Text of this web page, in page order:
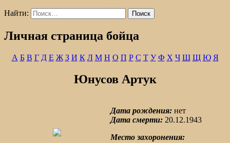
Найти:
Личная страница бойца
А Б В Г Д Е Ж З И К Л М Н О П Р С Т У Ф Х Ч Ш Щ Ю Я
Юнусов Артук
Дата рождения: нет
Дата смерти: 20.12.1943
Место захоронения: